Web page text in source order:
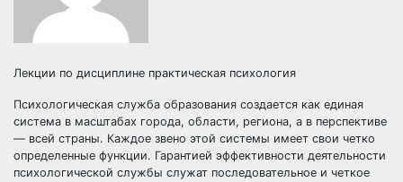
Лекции по дисциплине практическая психология
Психологическая служба образования создается как единая
система в масштабах города, области, региона, а в перспективе
— всей страны. Каждое звено этой системы имеет свои четко
определенные функции. Гарантией эффективности деятельности
психологической службы служат последовательное и четкое